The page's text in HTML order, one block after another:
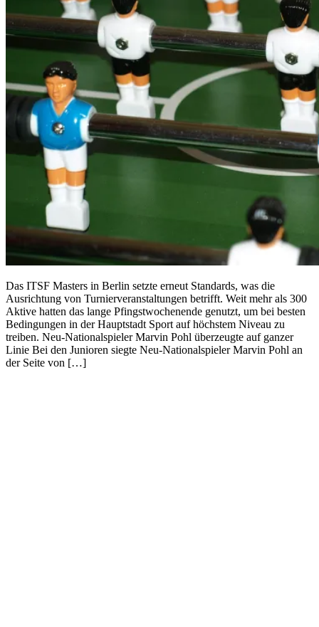
Das ITSF Masters in Berlin setzte erneut Standards, was die
Ausrichtung von Turnierveranstaltungen betrifft. Weit mehr als 300
Aktive hatten das lange Pfingstwochenende genutzt, um bei besten
Bedingungen in der Hauptstadt Sport auf höchstem Niveau zu
treiben. Neu-Nationalspieler Marvin Pohl überzeugte auf ganzer
Linie Bei den Junioren siegte Neu-Nationalspieler Marvin Pohl an
der Seite von […]